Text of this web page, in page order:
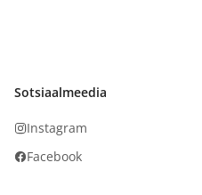
Sotsiaalmeedia
Instagram
Facebook